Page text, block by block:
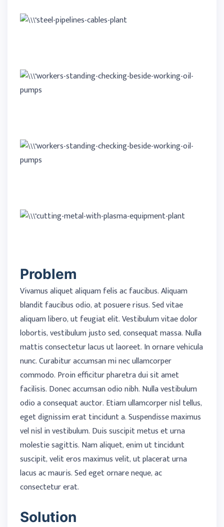
Problem
Vivamus aliquet aliquam felis ac faucibus. Aliquam
blandit faucibus odio, at posuere risus. Sed vitae
aliquam libero, ut feugiat elit. Vestibulum vitae dolor
lobortis, vestibulum justo sed, consequat massa. Nulla
mattis consectetur lacus ut laoreet. In ornare vehicula
nunc. Curabitur accumsan mi nec ullamcorper
commodo. Proin efficitur pharetra dui sit amet
facilisis. Donec accumsan odio nibh. Nulla vestibulum
odio a consequat auctor. Etiam ullamcorper nisl tellus,
eget dignissim erat tincidunt a. Suspendisse maximus
vel nisl in vestibulum. Duis suscipit metus et urna
molestie sagittis. Nam aliquet, enim ut tincidunt
suscipit, velit eros maximus velit, ut placerat urna
lacus ac mauris. Sed eget ornare neque, ac
consectetur erat.
Solution